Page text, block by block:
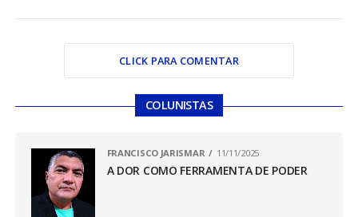
CLICK PARA COMENTAR
COLUNISTAS
FRANCISCO JARISMAR 11/11/2025
A DOR COMO FERRAMENTA DE PODER